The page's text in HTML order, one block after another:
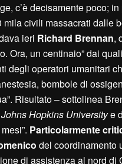
c’è decisamente poco;
civili massacrati dalle
ieri Richard Brennan,
Ora, un centinaio” dai
degli operatori umanitari
bombole di
Risultato – sottolinea
Johns Hopkins Universitye
Particolarmente
del coordinamento
di assistenza al nord